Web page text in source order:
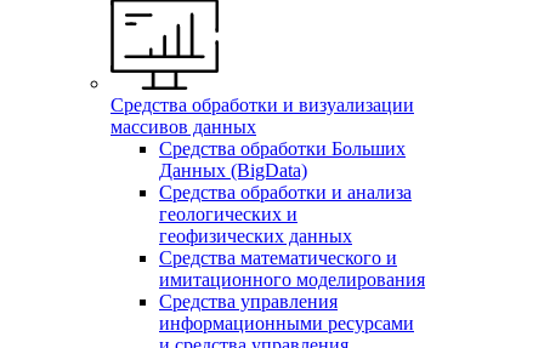
Средства обработки и визуализации
массивов данных
Средства обработки Больших
Данных (BigData)
Средства обработки и анализа
геологических и
геофизических данных
Средства математического и
имитационного моделирования
Средства управления
информационными ресурсами